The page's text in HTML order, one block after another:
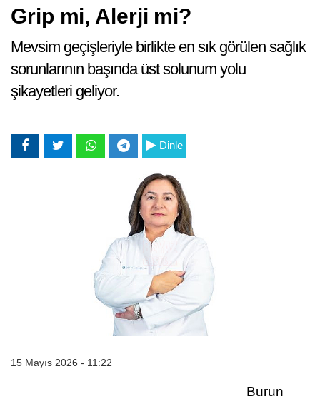
Grip mi, Alerji mi?
Mevsim geçişleriyle birlikte en sık görülen sağlık
sorunlarının başında üst solunum yolu
şikayetleri geliyor.
Dinle
15 Mayıs 2026 - 11:22
Burun